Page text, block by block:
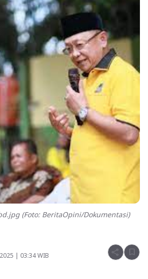
(Foto: BeritaOpini/Dokumentasi)
| 03:34 WIB share bookmark